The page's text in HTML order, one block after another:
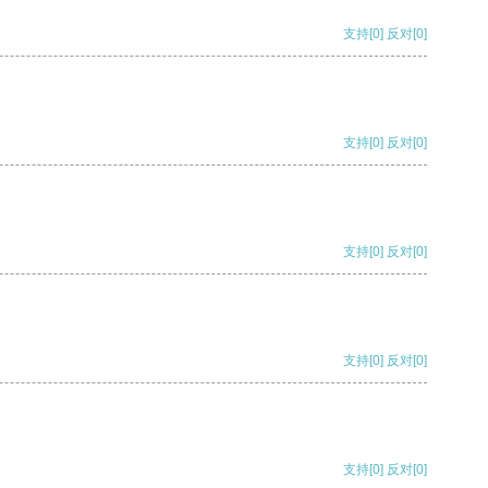
支持[0] 反对[0]
支持[0] 反对[0]
支持[0] 反对[0]
支持[0] 反对[0]
支持[0] 反对[0]